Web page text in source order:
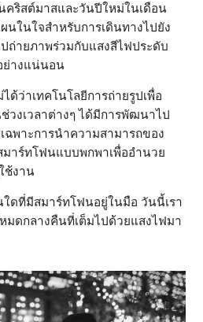
คริสต์มาสและวันปีใหม่ในเดือน
ในใจสำหรับการเดินทางไปยัง
ถ่ายภาพร่วมกับแสงสีไฟประดับ
ย่างแน่นอน
ด้ว่าเทคโนโลยีการถ่ายรูปเพื่อ
วงเวลาต่างๆ ได้มีการพัฒนาไป
ฉพาะการนำความสามารถของ
มาร์ทโฟนแบบพกพาเพื่ออำนวย
ช้งาน
ใดที่มีสมาร์ทโฟนอยู่ในมือ วันนี้เรา
มดกลางคืนที่เต็มไปด้วยแสงไฟมา